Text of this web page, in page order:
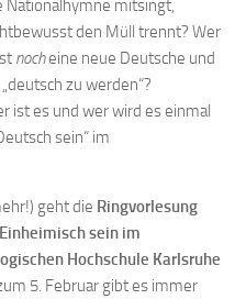
Nationalhymne mitsingt,
den Müll trennt? Wer
nocheine neue Deutsche und
zu werden“?
ist es und wer wird es einmal
sein“ im
geht die Ringvorlesung
sein im
Hochschule Karlsruhe
5. Februar gibt es immer